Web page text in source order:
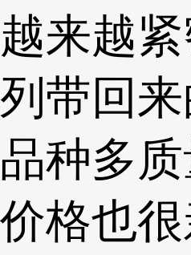
越来越
列带回
品种多质
价格也